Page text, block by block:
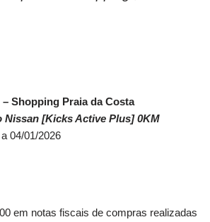
Shopping Praia da Costa
Nissan [Kicks Active Plus] 0KM
04/01/2026
em notas fiscais de compras realizadas